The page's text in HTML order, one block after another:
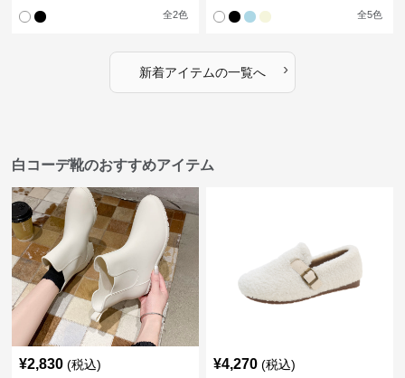
全2色 全5色
新着アイテムの一覧へ ›
白コーデ靴のおすすめアイテム
¥2,830 (税込) ¥4,270 (税込)